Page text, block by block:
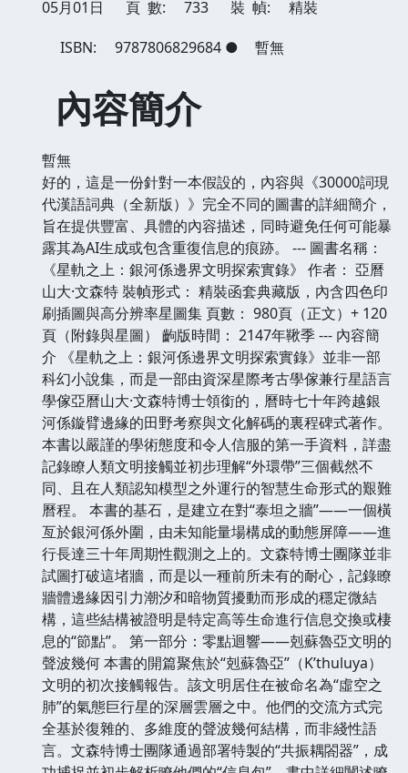
05月01日 頁 數: 733 裝 幀:
精裝
ISBN:
9787806829684 ● 暫無
內容簡介
暫無
好的，這是一份針對一本假設的，內容與《30000詞現
代漢語詞典（全新版）》完全不同的圖書的詳細簡介，
旨在提供豐富、具體的內容描述，同時避免任何可能暴
露其為AI生成或包含重復信息的痕跡。 --- 圖書名稱：
《星軌之上：銀河係邊界文明探索實錄》 作者： 亞曆
山大·文森特 裝幀形式： 精裝函套典藏版，內含四色印
刷插圖與高分辨率星圖集 頁數： 980頁（正文）+ 120
頁（附錄與星圖） 齣版時間： 2147年鞦季 --- 內容簡
介 《星軌之上：銀河係邊界文明探索實錄》並非一部
科幻小說集，而是一部由資深星際考古學傢兼行星語言
學傢亞曆山大·文森特博士領銜的，曆時七十年跨越銀
河係鏇臂邊緣的田野考察與文化解碼的裏程碑式著作。
本書以嚴謹的學術態度和令人信服的第一手資料，詳盡
記錄瞭人類文明接觸並初步理解“外環帶”三個截然不
同、且在人類認知模型之外運行的智慧生命形式的艱難
曆程。 本書的基石，是建立在對“泰坦之牆”——一個橫
亙於銀河係外圍，由未知能量場構成的動態屏障——進
行長達三十年周期性觀測之上的。文森特博士團隊並非
試圖打破這堵牆，而是以一種前所未有的耐心，記錄瞭
牆體邊緣因引力潮汐和暗物質擾動而形成的穩定微結
構，這些結構被證明是特定高等生命進行信息交換或棲
息的“節點”。 第一部分：零點迴響——剋蘇魯亞文明的
聲波幾何 本書的開篇聚焦於“剋蘇魯亞”（K’thuluya）
文明的初次接觸報告。該文明居住在被命名為“虛空之
肺”的氣態巨行星的深層雲層之中。他們的交流方式完
全基於復雜的、多維度的聲波幾何結構，而非綫性語
言。文森特博士團隊通過部署特製的“共振耦閤器”，成